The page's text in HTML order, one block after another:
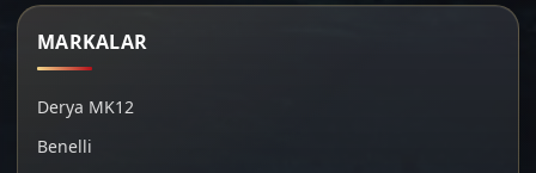
MARKALAR
Derya MK12
Benelli